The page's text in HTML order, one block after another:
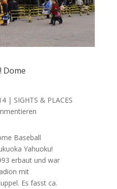
Dome
| SIGHTS & PLACES
Baseball
Yahuoku!
erbaut und war
mit
Es fasst ca.